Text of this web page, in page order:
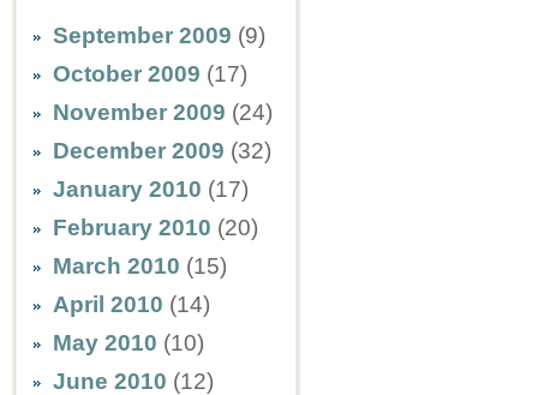
September 2009 (9)
October 2009 (17)
November 2009 (24)
December 2009 (32)
January 2010 (17)
February 2010 (20)
March 2010 (15)
April 2010 (14)
May 2010 (10)
June 2010 (12)